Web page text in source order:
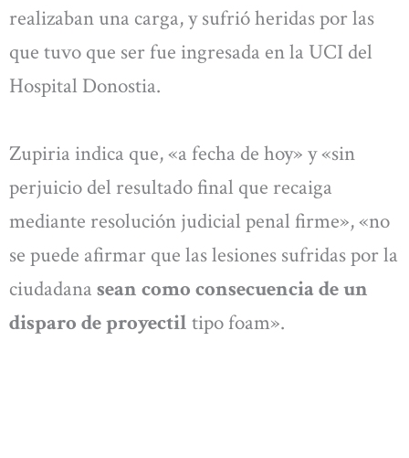
realizaban una carga, y sufrió heridas por las
que tuvo que ser fue ingresada en la UCI del
Hospital Donostia.
Zupiria indica que, «a fecha de hoy» y «sin
perjuicio del resultado final que recaiga
mediante resolución judicial penal firme», «no
se puede afirmar que las lesiones sufridas por la
ciudadana sean como consecuencia de un
disparo de proyectil tipo foam».